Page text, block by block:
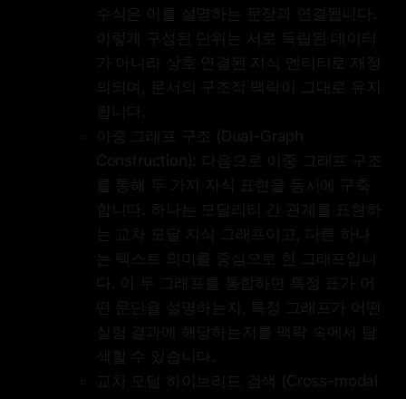
수식은 이를 설명하는 문장과 연결됩니다.
이렇게 구성된 단위는 서로 독립된 데이터
가 아니라 상호 연결된 지식 엔티티로 재정
의되며, 문서의 구조적 맥락이 그대로 유지
됩니다.
이중 그래프 구조 (Dual-Graph
Construction): 다음으로 이중 그래프 구조
를 통해 두 가지 지식 표현을 동시에 구축
합니다. 하나는 모달리티 간 관계를 표현하
는 교차 모달 지식 그래프이고, 다른 하나
는 텍스트 의미를 중심으로 한 그래프입니
다. 이 두 그래프를 통합하면 특정 표가 어
떤 문단을 설명하는지, 특정 그래프가 어떤
실험 결과에 해당하는지를 맥락 속에서 탐
색할 수 있습니다.
교차 모달 하이브리드 검색 (Cross-modal